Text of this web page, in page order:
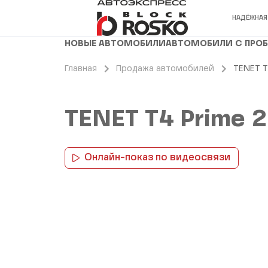
НОВЫЕ АВТОМОБИЛИ АВТОМОБИЛИ С
Главная Продажа автомобилей TENET
TENET T4 Prime
Онлайн-показ по видеосвязи